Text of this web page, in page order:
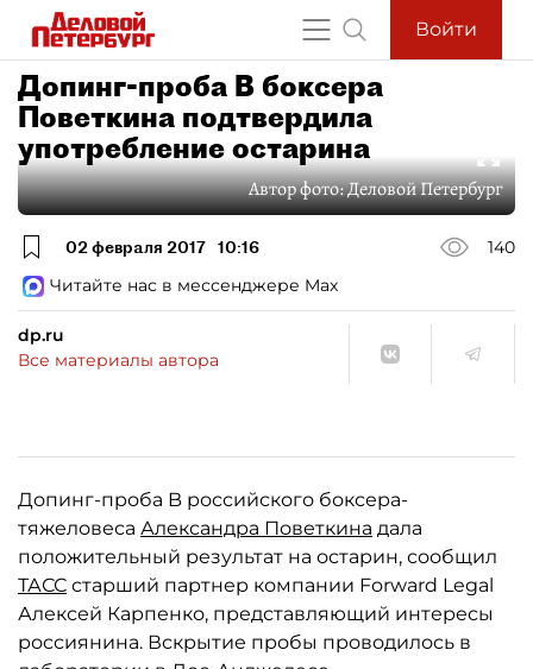
Войти
Допинг-проба B боксера
Поветкина подтвердила
употребление остарина
Автор фото:Деловой Петербург
02 февраля 2017 10:16
140
Читайте нас в мессенджере Max
dp.ru
Все материалы автора
Допинг-проба B российского боксера-
тяжеловеса Александра Поветкина дала
положительный результат на остарин, сообщил
ТАСС старший партнер компании Forward Legal
Алексей Карпенко, представляющий интересы
россиянина. Вскрытие пробы проводилось в